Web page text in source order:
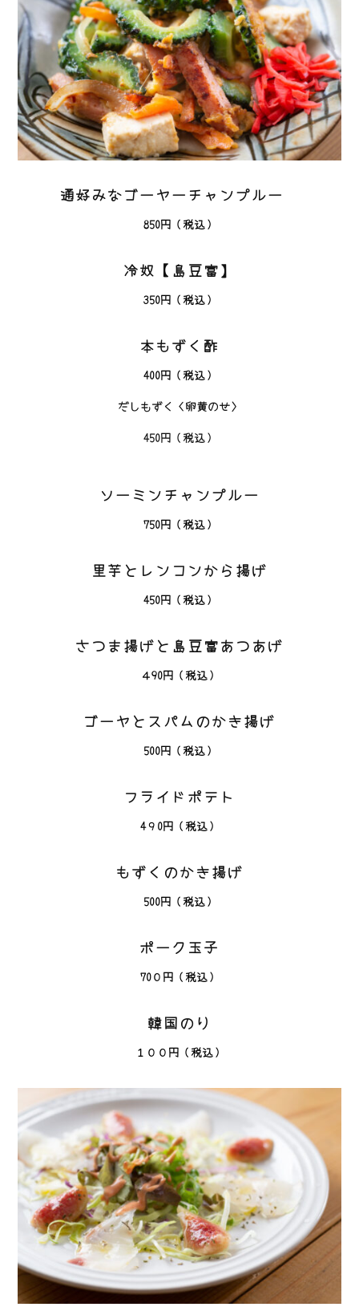
通好みなゴーヤーチャンプルー
850円（税込）
冷奴【島豆富】
350円（税込）
本もずく酢
400円（税込）
だしもずく〈卵黄のせ〉
450円（税込）
ソーミンチャンプルー
750円（税込）
里芋とレンコンから揚げ
450円（税込）
さつま揚げと島豆富あつあげ
４90円（税込）
ゴーヤとスパムのかき揚げ
500円（税込）
フライドポテト
4９0円（税込）
もずくのかき揚げ
500円（税込）
ポーク玉子
70０円（税込）
韓国のり
１００円（税込）